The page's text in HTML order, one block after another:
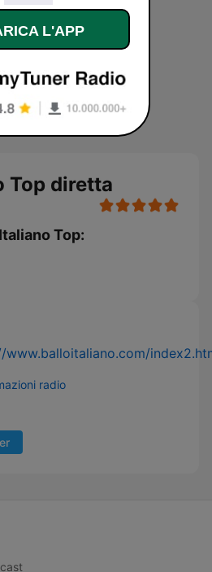
Top diretta
Top:
www.balloitaliano.com/
radio
L'APP